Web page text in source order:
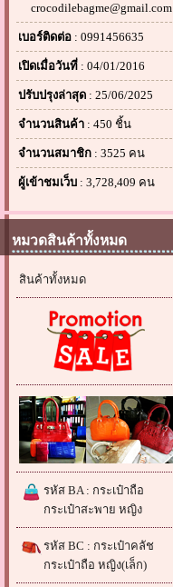
crocodilebagme@gmail.com
เบอร์ติดต่อ : 0991456635
เปิดเมื่อวันที่ : 04/01/2016
ปรับปรุงล่าสุด : 25/06/2025
จำนวนสินค้า : 450 ชิ้น
จำนวนสมาชิก : 3525 คน
ผู้เข้าชมเว็บ : 3,728,409 คน
หมวดสินค้าทั้งหมด
สินค้าทั้งหมด
รหัส BA : กระเป๋าถือ
กระเป๋าสะพาย หญิง
รหัส BC : กระเป๋าคลัช
กระเป๋าถือ หญิง(เล็ก)